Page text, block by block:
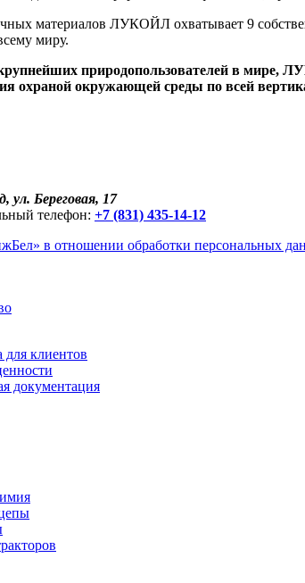
материалов ЛУКОЙЛ охватывает 9
миру.
природопользователей в мире,
охраной окружающей среды по всей
ул. Береговая, 17
телефон: +7 (831) 435-14-12
в отношении обработки персональных
клиентов
документация